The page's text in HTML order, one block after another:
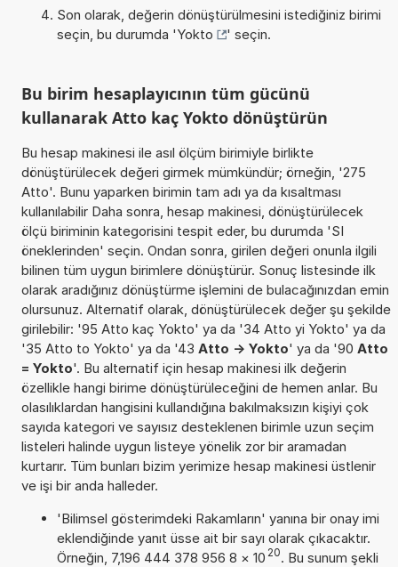
Son olarak, değerin dönüştürülmesini istediğiniz birimi
seçin, bu durumda 'Yokto ' seçin.
Bu birim hesaplayıcının tüm gücünü
kullanarak Atto kaç Yokto dönüştürün
Bu hesap makinesi ile asıl ölçüm birimiyle birlikte
dönüştürülecek değeri girmek mümkündür; örneğin, '275
Atto'. Bunu yaparken birimin tam adı ya da kısaltması
kullanılabilir Daha sonra, hesap makinesi, dönüştürülecek
ölçü biriminin kategorisini tespit eder, bu durumda 'SI
öneklerinden' seçin. Ondan sonra, girilen değeri onunla ilgili
bilinen tüm uygun birimlere dönüştürür. Sonuç listesinde ilk
olarak aradığınız dönüştürme işlemini de bulacağınızdan emin
olursunuz. Alternatif olarak, dönüştürülecek değer şu şekilde
girilebilir: '95 Atto kaç Yokto' ya da '34 Atto yi Yokto' ya da
'35 Atto to Yokto' ya da '43 Atto -> Yokto' ya da '90 Atto
= Yokto'. Bu alternatif için hesap makinesi ilk değerin
özellikle hangi birime dönüştürüleceğini de hemen anlar. Bu
olasılıklardan hangisini kullandığına bakılmaksızın kişiyi çok
sayıda kategori ve sayısız desteklenen birimle uzun seçim
listeleri halinde uygun listeye yönelik zor bir aramadan
kurtarır. Tüm bunları bizim yerimize hesap makinesi üstlenir
ve işi bir anda halleder.
'Bilimsel gösterimdeki Rakamların' yanına bir onay imi
eklendiğinde yanıt üsse ait bir sayı olarak çıkacaktır.
Örneğin, 7,196 444 378 956 8 × 10 20. Bu sunum şekli